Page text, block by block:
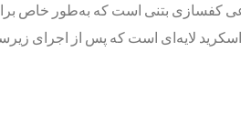
کفسازی بتنی است که به‌طور خاص
اسکرید لایه‌ای است که پس از